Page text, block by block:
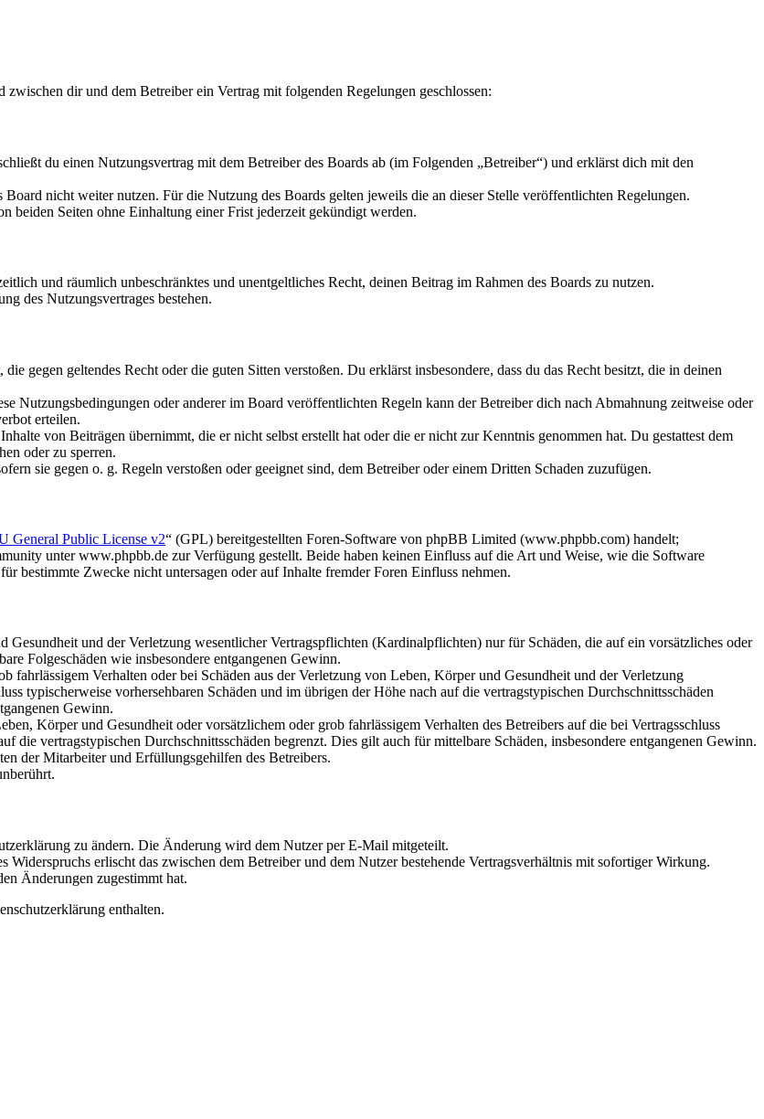
dir und dem Betreiber ein Vertrag mit folgenden Regelungen geschlossen:
du einen Nutzungsvertrag mit dem Betreiber des Boards ab (im Folgenden „Betreiber“) und erklärst dich mit den
nicht weiter nutzen. Für die Nutzung des Boards gelten jeweils die an dieser Stelle veröffentlichten Regelungen.
beiden Seiten ohne Einhaltung einer Frist jederzeit gekündigt werden.
und räumlich unbeschränktes und unentgeltliches Recht, deinen Beitrag im Rahmen des Boards zu nutzen.
des Nutzungsvertrages bestehen.
gegen geltendes Recht oder die guten Sitten verstoßen. Du erklärst insbesondere, dass du das Recht besitzt, die in deinen
Nutzungsbedingungen oder anderer im Board veröffentlichten Regeln kann der Betreiber dich nach Abmahnung zeitweise oder
erteilen.
von Beiträgen übernimmt, die er nicht selbst erstellt hat oder die er nicht zur Kenntnis genommen hat. Du gestattest dem
oder zu sperren.
sie gegen o. g. Regeln verstoßen oder geeignet sind, dem Betreiber oder einem Dritten Schaden zuzufügen.
General Public License v2“ (GPL) bereitgestellten Foren-Software von phpBB Limited (www.phpbb.com) handelt;
unter www.phpbb.de zur Verfügung gestellt. Beide haben keinen Einfluss auf die Art und Weise, wie die Software
bestimmte Zwecke nicht untersagen oder auf Inhalte fremder Foren Einfluss nehmen.
und der Verletzung wesentlicher Vertragspflichten (Kardinalpflichten) nur für Schäden, die auf ein vorsätzliches oder
Folgeschäden wie insbesondere entgangenen Gewinn.
fahrlässigem Verhalten oder bei Schäden aus der Verletzung von Leben, Körper und Gesundheit und der Verletzung
typischerweise vorhersehbaren Schäden und im übrigen der Höhe nach auf die vertragstypischen Durchschnittsschäden
Gewinn.
Körper und Gesundheit oder vorsätzlichem oder grob fahrlässigem Verhalten des Betreibers auf die bei Vertragsschluss
die vertragstypischen Durchschnittsschäden begrenzt. Dies gilt auch für mittelbare Schäden, insbesondere entgangenen Gewinn.
der Mitarbeiter und Erfüllungsgehilfen des Betreibers.
zu ändern. Die Änderung wird dem Nutzer per E-Mail mitgeteilt.
erlischt das zwischen dem Betreiber und dem Nutzer bestehende Vertragsverhältnis mit sofortiger Wirkung.
Änderungen zugestimmt hat.
enthalten.